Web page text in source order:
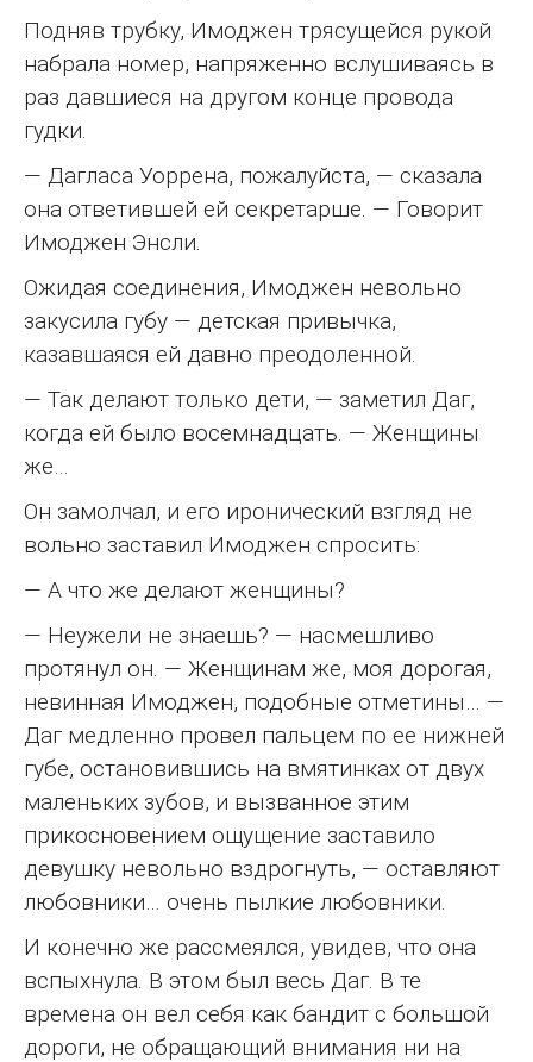
Подняв трубку, Имоджен трясущейся рукой
набрала номер, напряженно вслушиваясь в
раз давшиеся на другом конце провода
гудки.
— Дагласа Уоррена, пожалуйста, — сказала
она ответившей ей секретарше. — Говорит
Имоджен Энсли.
Ожидая соединения, Имоджен невольно
закусила губу — детская привычка,
казавшаяся ей давно преодоленной.
— Так делают только дети, — заметил Даг,
когда ей было восемнадцать. — Женщины
же…
Он замолчал, и его иронический взгляд не
вольно заставил Имоджен спросить:
— А что же делают женщины?
— Неужели не знаешь? — насмешливо
протянул он. — Женщинам же, моя дорогая,
невинная Имоджен, подобные отметины… —
Даг медленно провел пальцем по ее нижней
губе, остановившись на вмятинках от двух
маленьких зубов, и вызванное этим
прикосновением ощущение заставило
девушку невольно вздрогнуть, — оставляют
любовники… очень пылкие любовники.
И конечно же рассмеялся, увидев, что она
вспыхнула. В этом был весь Даг. В те
времена он вел себя как бандит с большой
дороги, не обращающий внимания ни на